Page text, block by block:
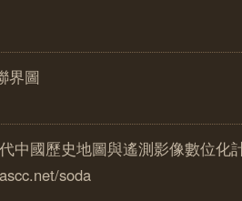
界圖
中國歷史地圖與遙測影像數位化
soda